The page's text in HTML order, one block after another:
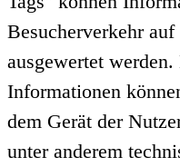
Besucherverkehr
ausgewertet
Informationen
dem Gerät der
unter anderem